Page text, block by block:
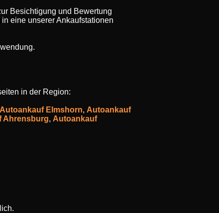
Besichtigung und Bewertung
eine unserer Ankaufstationen
in der Region:
Autoankauf Elmshorn, Autoankauf
Ahrensburg, Autoankauf